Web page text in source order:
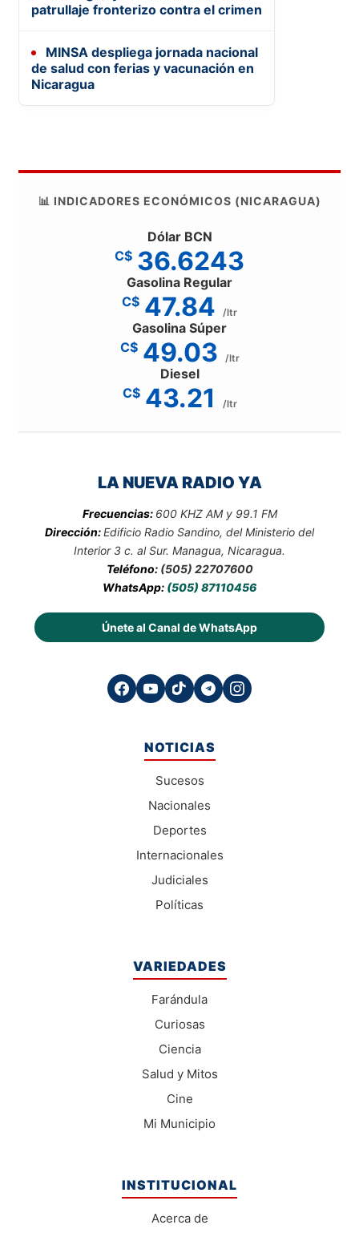
patrullaje fronterizo contra el crimen
MINSA despliega jornada nacional
de salud con ferias y vacunación en
Nicaragua
📊 INDICADORES ECONÓMICOS (NICARAGUA)
Dólar BCN
C$ 36.6243
Gasolina Regular
C$ 47.84 /ltr
Gasolina Súper
C$ 49.03 /ltr
Diesel
C$ 43.21 /ltr
LA NUEVA RADIO YA
Frecuencias: 600 KHZ AM y 99.1 FM
Dirección:Edificio Radio Sandino, del Ministerio del
Interior 3 c. al Sur. Managua, Nicaragua.
Teléfono: (505) 22707600
WhatsApp: (505) 87110456
Únete al Canal de WhatsApp
NOTICIAS
Sucesos
Nacionales
Deportes
Internacionales
Judiciales
Políticas
VARIEDADES
Farándula
Curiosas
Ciencia
Salud y Mitos
Cine
Mi Municipio
INSTITUCIONAL
Acerca de